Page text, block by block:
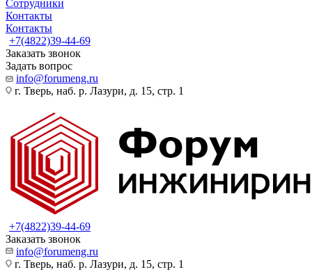
Сотрудники
Контакты
Контакты
+7(4822)39-44-69
Заказать звонок
Задать вопрос
info@forumeng.ru
г. Тверь, наб. р. Лазури, д. 15, стр. 1
+7(4822)39-44-69
Заказать звонок
info@forumeng.ru
г. Тверь, наб. р. Лазури, д. 15, стр. 1